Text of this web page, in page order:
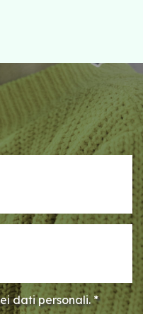
dati personali. *